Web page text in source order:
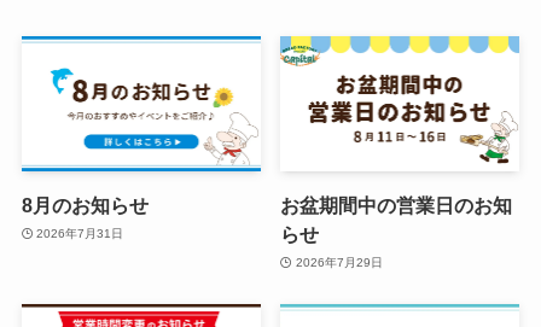
8月のお知らせ
2026年7月31日
お盆期間中の営業日のお知
らせ
2026年7月29日